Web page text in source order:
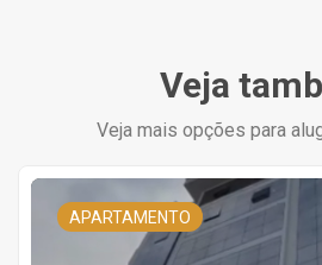
Veja
Veja mais opções para
APARTAMENTO